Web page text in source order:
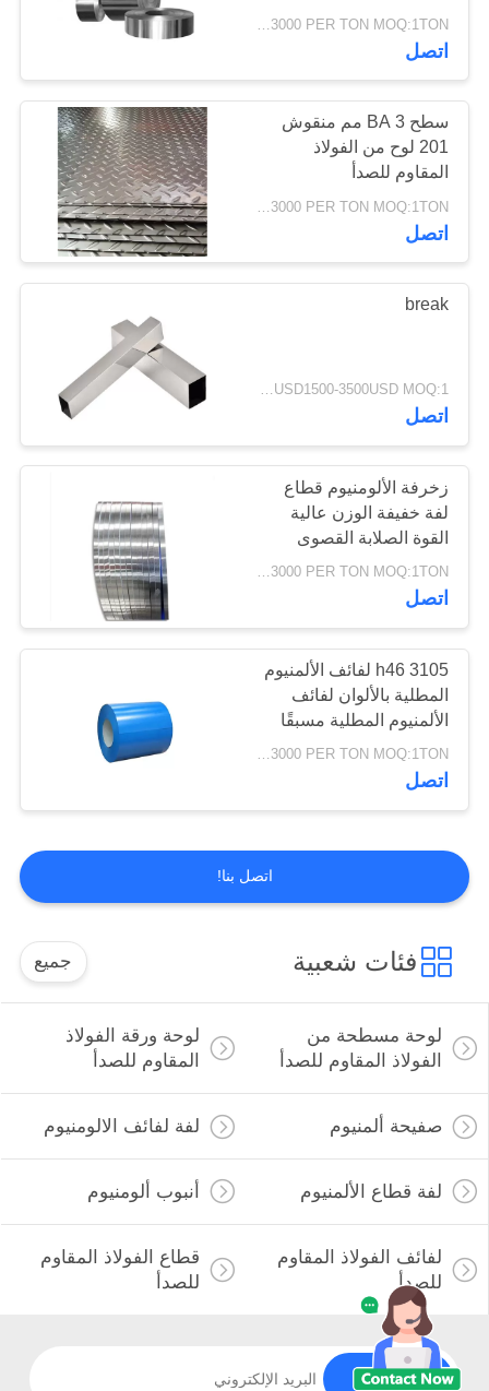
سمك
اتصل
سطح BA 3 مم منقوش
201 لوح من الفولاذ
المقاوم للصدأ
اتصل
break
USD1500-3500USD MOQ:1 طن
اتصل
زخرفة الألومنيوم قطاع
لفة خفيفة الوزن عالية
القوة الصلابة القصوى
USD1500-3000 PER TON MOQ:1TON
اتصل
3105 h46 لفائف الألمنيوم
المطلية بالألوان لفائف
الألمنيوم المطلية مسبقًا
للمزراب
USD1500-3000 PER TON MOQ:1TON
اتصل
اتصل بنا!
فئات شعبية جميع
لوحة مسطحة من
الفولاذ المقاوم للصدأ
لوحة ورقة الفولاذ
المقاوم للصدأ
صفيحة ألمنيوم لفة لفائف الالومنيوم
لفة قطاع الألمنيوم أنبوب ألومنيوم
لفائف الفولاذ المقاوم
للصدأ
قطاع الفولاذ المقاوم
للصدأ
الاشتراك